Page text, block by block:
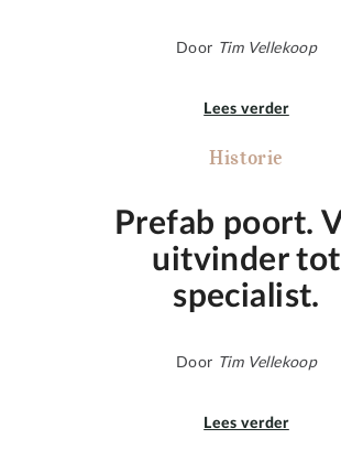
Door Tim Vellekoop
Lees verder
Historie
Prefab poort. Van
uitvinder tot
specialist.
Door Tim Vellekoop
Lees verder